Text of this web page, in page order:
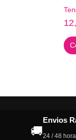
🚚
Envios
24 / 48